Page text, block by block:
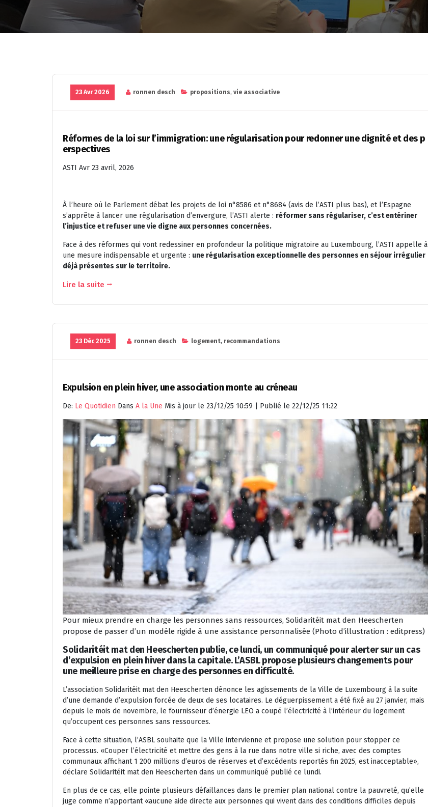
23 Avr 2026 ronnen desch propositions, vie associative
Réformes de la loi sur l’immigration: une régularisation pour redonner une dignité et des p
erspectives
ASTI Avr 23 avril, 2026
À l’heure où le Parlement débat les projets de loi n°8586 et n°8684 (avis de l’ASTI plus bas), et l’Espagne
s’apprête à lancer une régularisation d’envergure, l’ASTI alerte : réformer sans régulariser, c’est entériner
l’injustice et refuser une vie digne aux personnes concernées.
Face à des réformes qui vont redessiner en profondeur la politique migratoire au Luxembourg, l’ASTI appelle à
une mesure indispensable et urgente : une régularisation exceptionnelle des personnes en séjour irrégulier
déjà présentes sur le territoire.
Lire la suite
23 Déc 2025 ronnen desch logement, recommandations
Expulsion en plein hiver, une association monte au créneau
De: Le Quotidien Dans A la Une Mis à jour le 23/12/25 10:59 | Publié le 22/12/25 11:22
Pour mieux prendre en charge les personnes sans ressources, Solidaritéit mat den Heescherten
propose de passer d’un modèle rigide à une assistance personnalisée (Photo d’illustration : editpress)
Solidaritéit mat den Heescherten publie, ce lundi, un communiqué pour alerter sur un cas
d’expulsion en plein hiver dans la capitale. L’ASBL propose plusieurs changements pour
une meilleure prise en charge des personnes en difficulté.
L’association Solidaritéit mat den Heescherten dénonce les agissements de la Ville de Luxembourg à la suite
d’une demande d’expulsion forcée de deux de ses locataires. Le déguerpissement a été fixé au 27 janvier, mais
depuis le mois de novembre, le fournisseur d’énergie LEO a coupé l’électricité à l’intérieur du logement
qu’occupent ces personnes sans ressources.
Face à cette situation, l’ASBL souhaite que la Ville intervienne et propose une solution pour stopper ce
processus. «Couper l’électricité et mettre des gens à la rue dans notre ville si riche, avec des comptes
communaux affichant 1 200 millions d’euros de réserves et d’excédents reportés fin 2025, est inacceptable»,
déclare Solidaritéit mat den Heescherten dans un communiqué publié ce lundi.
En plus de ce cas, elle pointe plusieurs défaillances dans le premier plan national contre la pauvreté, qu’elle
juge comme n’apportant «aucune aide directe aux personnes qui vivent dans des conditions difficiles depuis